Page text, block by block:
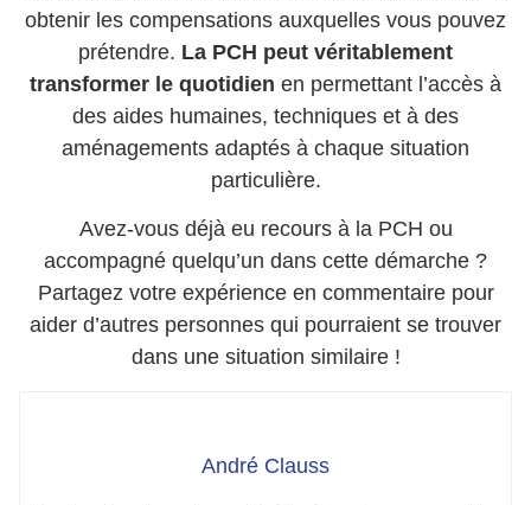
obtenir les compensations auxquelles vous pouvez
prétendre. La PCH peut véritablement
transformer le quotidien en permettant l’accès à
des aides humaines, techniques et à des
aménagements adaptés à chaque situation
particulière.
Avez-vous déjà eu recours à la PCH ou
accompagné quelqu’un dans cette démarche ?
Partagez votre expérience en commentaire pour
aider d’autres personnes qui pourraient se trouver
dans une situation similaire !
André Clauss